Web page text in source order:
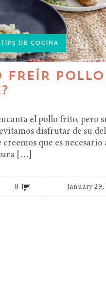
TIPS DE COCINA
FREÍR
el pollo frito, pero
disfrutar de su
que es necesario
[…]
8 January 29,